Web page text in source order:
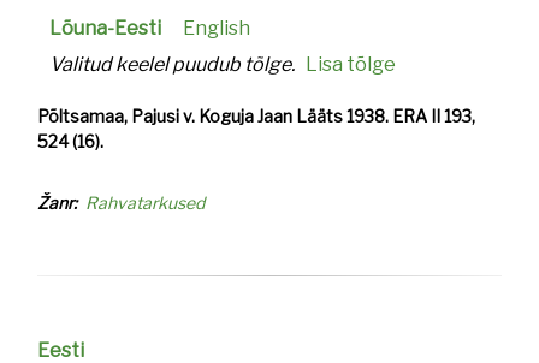
Lõuna-Eesti
English
Valitud keelel puudub tõlge. Lisa tõlge
Põltsamaa, Pajusi v. Koguja Jaan Lääts 1938. ERA II 193,
524 (16).
Žanr Rahvatarkused
Eesti